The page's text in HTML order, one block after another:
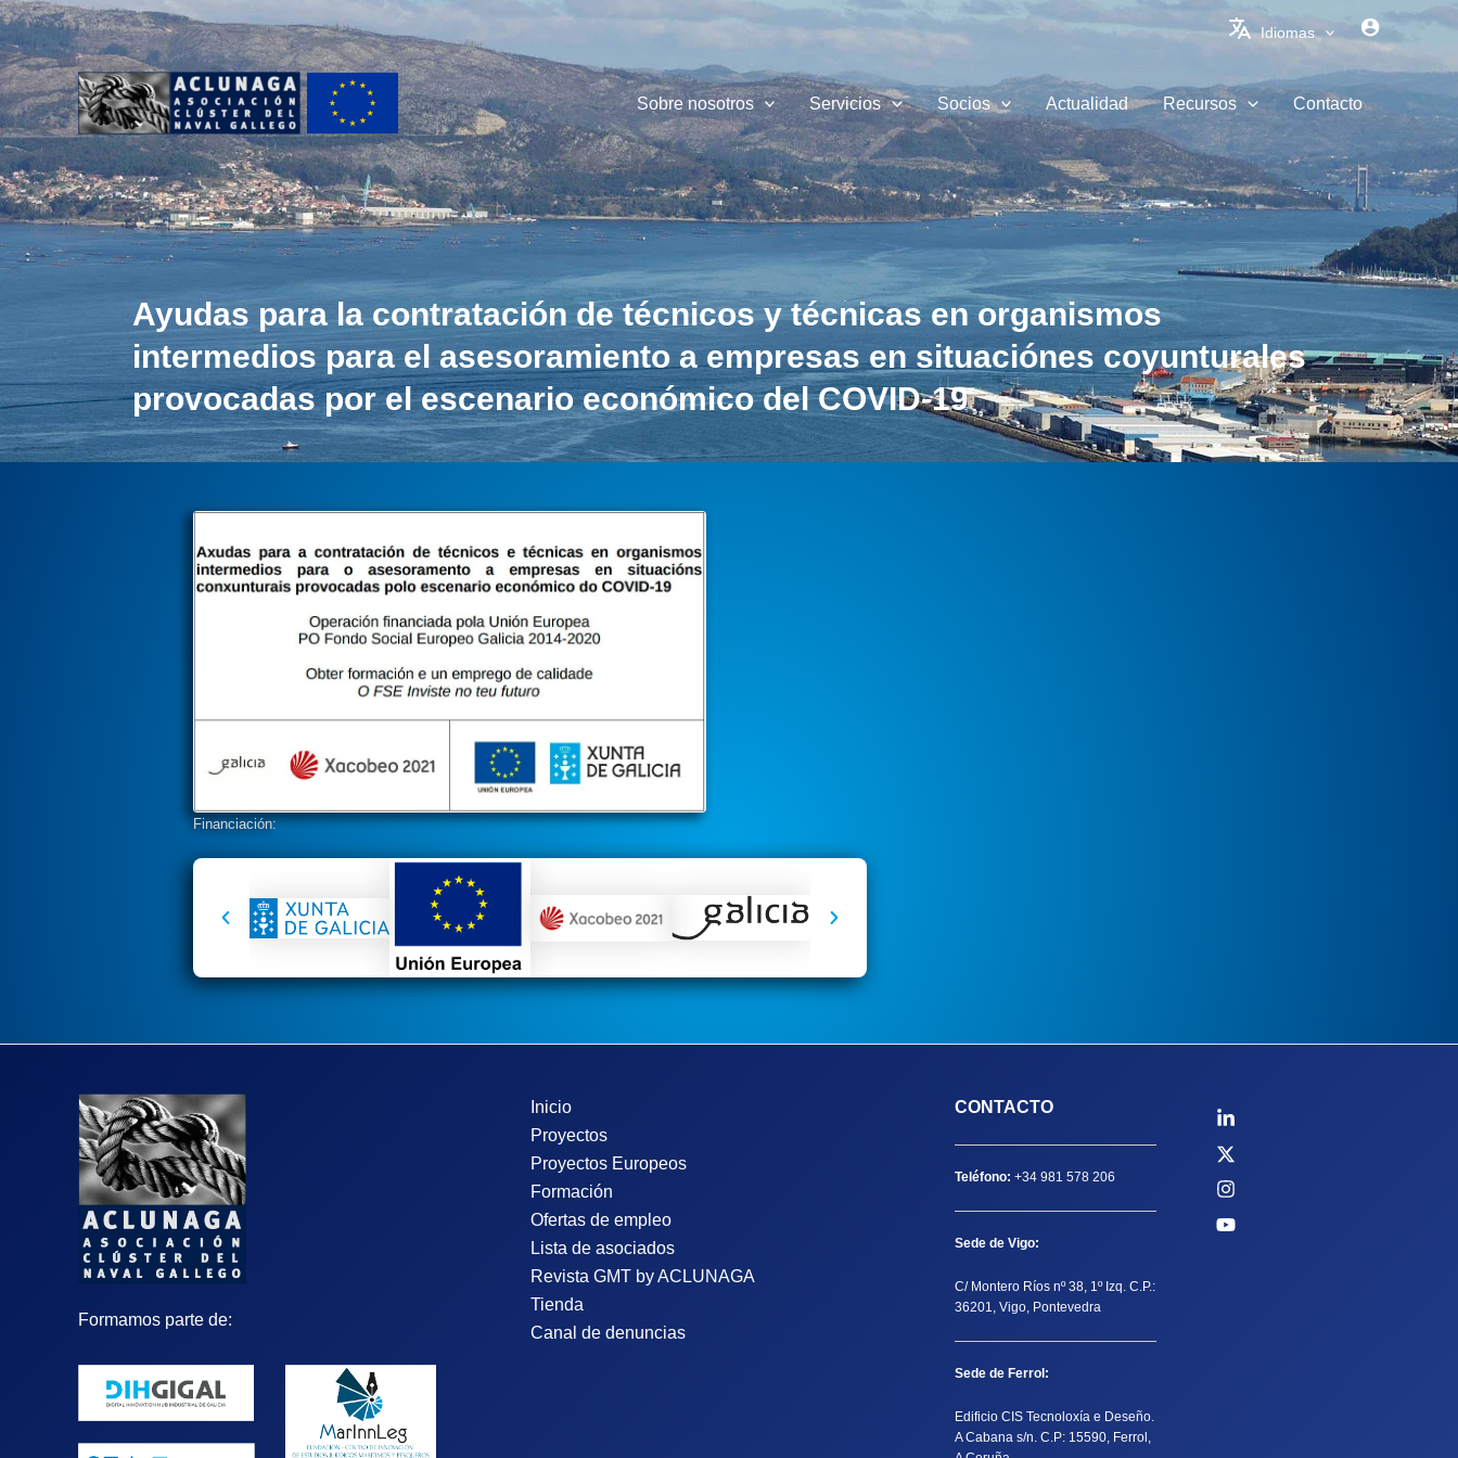
Ir
al
contenido
Idiomas
Sobre nosotros Servicios Socios Actualidad Recursos Contacto
Ayudas para la contratación de técnicos y técnicas en organismos
intermedios para el asesoramiento a empresas en situaciónes coyunturales
provocadas por el escenario económico del COVID-19
Financiación:
Formamos parte de:
Inicio
Proyectos
Proyectos Europeos
Formación
Ofertas de empleo
Lista de asociados
Revista GMT by ACLUNAGA
Tienda
Canal de denuncias
CONTACTO
Teléfono: +34 981 578 206
Sede de Vigo:
C/ Montero Ríos nº 38, 1º Izq. C.P.:
36201, Vigo, Pontevedra
Sede de Ferrol:
Edificio CIS Tecnoloxía e Deseño.
A Cabana s/n. C.P: 15590, Ferrol,